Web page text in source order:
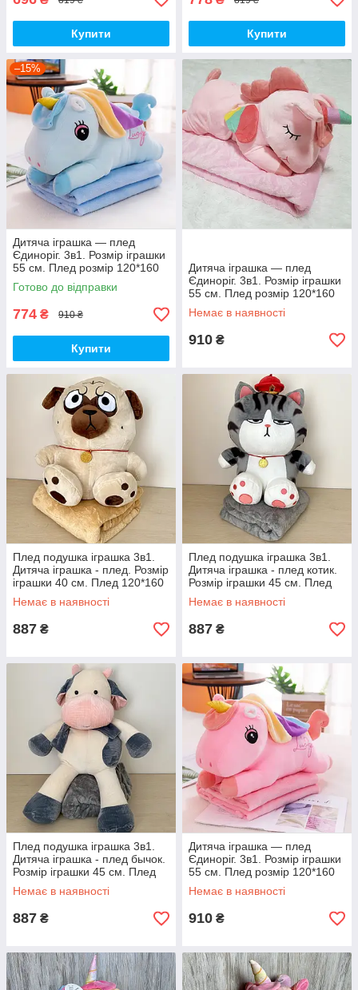
Купити Купити
–15%
Дитяча іграшка — плед
Єдиноріг. 3в1. Розмір іграшки
55 см. Плед розмір 120*160
см.
Готово до відправки
774 ₴ 910 ₴
Купити
Дитяча іграшка — плед
Єдиноріг. 3в1. Розмір іграшки
55 см. Плед розмір 120*160
см.
Немає в наявності
910 ₴
Плед подушка іграшка 3в1.
Дитяча іграшка - плед. Розмір
іграшки 40 см. Плед 120*160
см.
Немає в наявності
887 ₴
Плед подушка іграшка 3в1.
Дитяча іграшка - плед котик.
Розмір іграшки 45 см. Плед
розмір 120*160 см.
Немає в наявності
887 ₴
Плед подушка іграшка 3в1.
Дитяча іграшка - плед бычок.
Розмір іграшки 45 см. Плед
розмір 120*160 см.
Немає в наявності
887 ₴
Дитяча іграшка — плед
Єдиноріг. 3в1. Розмір іграшки
55 см. Плед розмір 120*160
см.
Немає в наявності
910 ₴